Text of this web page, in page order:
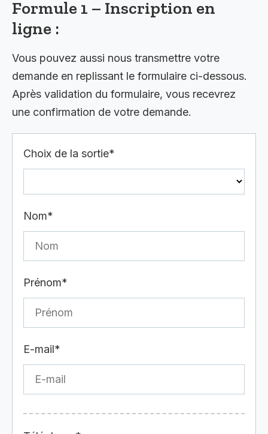
Formule 1 – Inscription en
ligne :
Vous pouvez aussi nous transmettre votre
demande en replissant le formulaire ci-dessous.
Après validation du formulaire, vous recevrez
une confirmation de votre demande.
Choix de la sortie*
Nom*
Prénom*
E-mail*